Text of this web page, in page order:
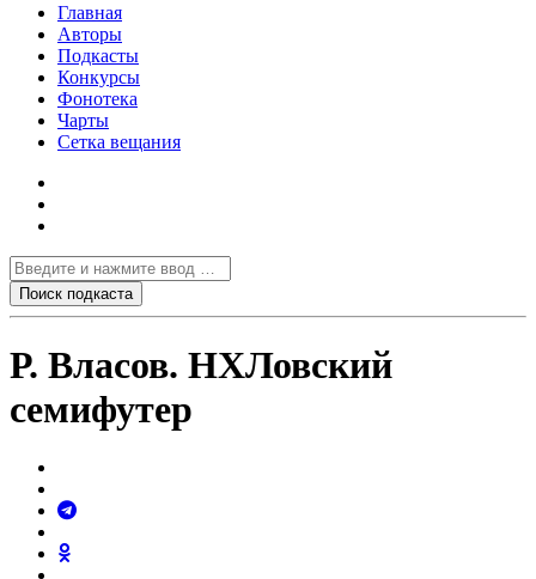
Главная
Авторы
Подкасты
Конкурсы
Фонотека
Чарты
Сетка вещания
Р. Власов. НХЛовский
семифутер